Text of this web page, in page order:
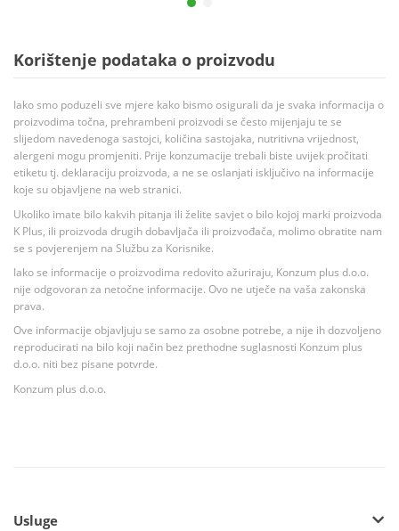
Korištenje podataka o proizvodu
Iako smo poduzeli sve mjere kako bismo osigurali da je svaka informacija o
proizvodima točna, prehrambeni proizvodi se često mijenjaju te se
slijedom navedenoga sastojci, količina sastojaka, nutritivna vrijednost,
alergeni mogu promjeniti. Prije konzumacije trebali biste uvijek pročitati
etiketu tj. deklaraciju proizvoda, a ne se oslanjati isključivo na informacije
koje su objavljene na web stranici.
Ukoliko imate bilo kakvih pitanja ili želite savjet o bilo kojoj marki proizvoda
K Plus, ili proizvoda drugih dobavljača ili proizvođača, molimo obratite nam
se s povjerenjem na Službu za Korisnike.
Iako se informacije o proizvodima redovito ažuriraju, Konzum plus d.o.o.
nije odgovoran za netočne informacije. Ovo ne utječe na vaša zakonska
prava.
Ove informacije objavljuju se samo za osobne potrebe, a nije ih dozvoljeno
reproducirati na bilo koji način bez prethodne suglasnosti Konzum plus
d.o.o. niti bez pisane potvrde.
Konzum plus d.o.o.
Usluge